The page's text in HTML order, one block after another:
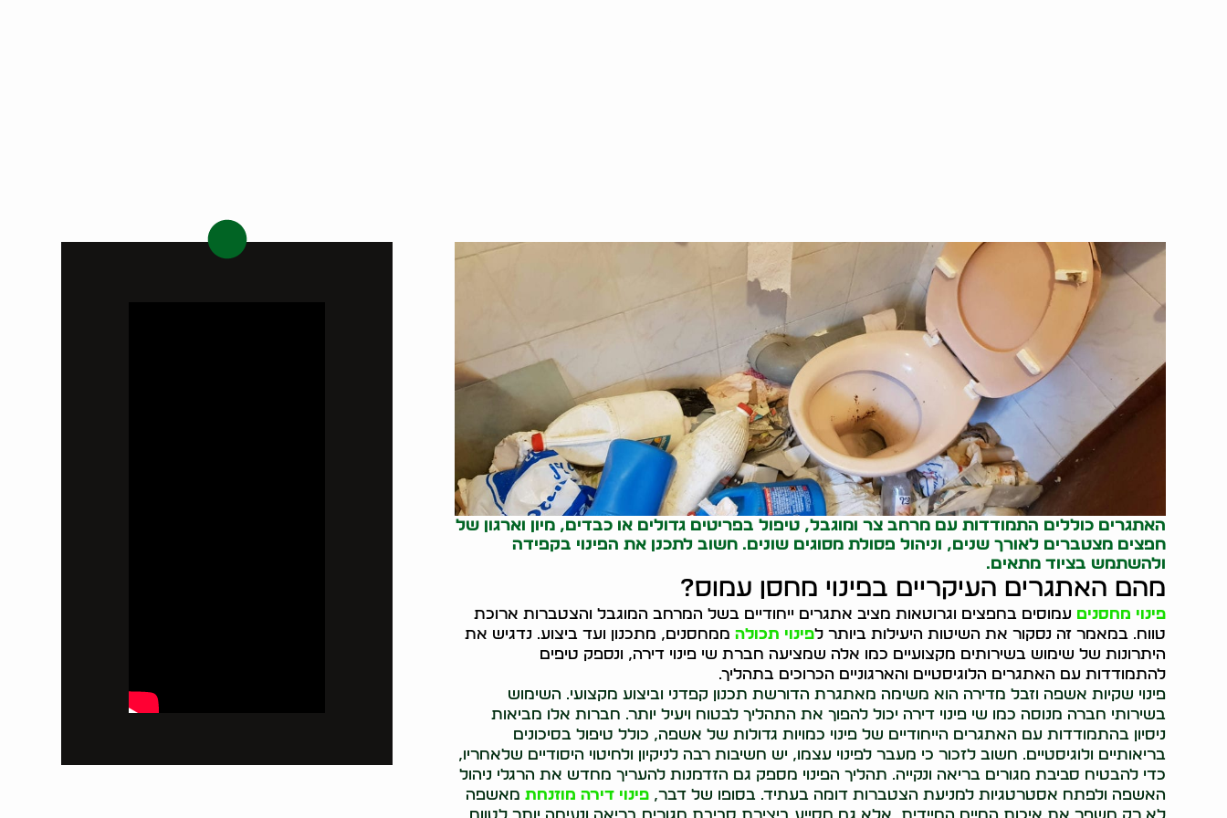
האתגרים כוללים התמודדות עם מרחב צר ומוגבל, טיפול בפריטים גדולים או כבדים, מיון וארגון של
חפצים מצטברים לאורך שנים, וניהול פסולת מסוגים שונים. חשוב לתכנן את הפינוי בקפידה
ולהשתמש בציוד מתאים.
מהם האתגרים העיקריים בפינוי מחסן עמוס?
פינוי מחסנים עמוסים בחפצים וגרוטאות מציב אתגרים ייחודיים בשל המרחב המוגבל והצטברות ארוכת
טווח. במאמר זה נסקור את השיטות היעילות ביותר לפינוי תכולה ממחסנים, מתכנון ועד ביצוע. נדגיש את
היתרונות של שימוש בשירותים מקצועיים כמו אלה שמציעה חברת שי פינוי דירה, ונספק טיפים
להתמודדות עם האתגרים הלוגיסטיים והארגוניים הכרוכים בתהליך.
פינוי שקיות אשפה וזבל מדירה הוא משימה מאתגרת הדורשת תכנון קפדני וביצוע מקצועי. השימוש
בשירותי חברה מנוסה כמו שי פינוי דירה יכול להפוך את התהליך לבטוח ויעיל יותר. חברות אלו מביאות
ניסיון בהתמודדות עם האתגרים הייחודיים של פינוי כמויות גדולות של אשפה, כולל טיפול בסיכונים
בריאותיים ולוגיסטיים. חשוב לזכור כי מעבר לפינוי עצמו, יש חשיבות רבה לניקיון ולחיטוי היסודיים שלאחריו,
כדי להבטיח סביבת מגורים בריאה ונקייה. תהליך הפינוי מספק גם הזדמנות להעריך מחדש את הרגלי ניהול
האשפה ולפתח אסטרטגיות למניעת הצטברות דומה בעתיד. בסופו של דבר,פינוי דירה מוזנחת מאשפה
לא רק משפר את איכות החיים המיידית, אלא גם מסייע ביצירת סביבת מגורים בריאה ונעימה יותר לטווח